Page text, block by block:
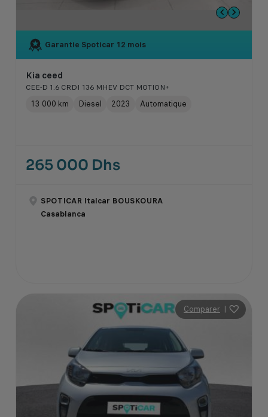
Garantie Spoticar 12 mois
Kia ceed
CEE-D 1.6 CRDI 136 MHEV DCT MOTION+
13 000 km Diesel 2023 Automatique
265 000 Dhs
SPOTICAR Italcar BOUSKOURA
Casablanca
Comparer |